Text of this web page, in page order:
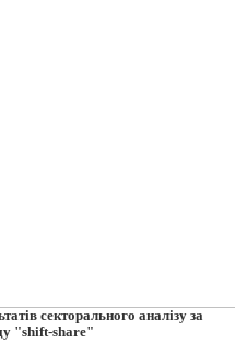
секторального аналізу за
"shift-share"